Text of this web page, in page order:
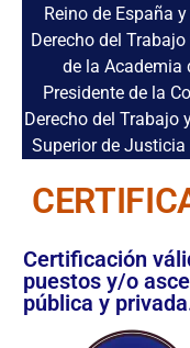
Reino de España
Derecho del
de la Academia
Presidente de la
Derecho del Trabajo
Superior de
Certificación
puestos y/o
pública y